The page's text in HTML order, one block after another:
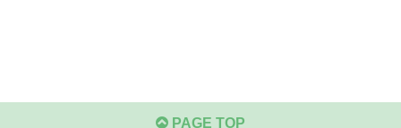
PAGE TOP